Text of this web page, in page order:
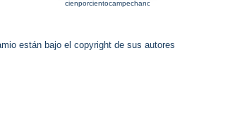
cienporcientocampechano
están bajo el copyright de sus autores